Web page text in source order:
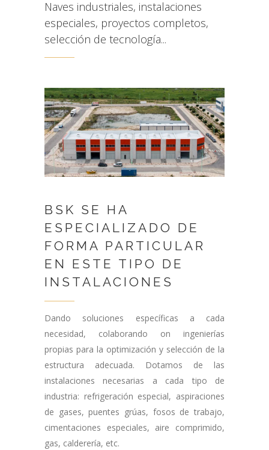
Naves industriales, instalaciones
especiales, proyectos completos,
selección de tecnología...
BSK SE HA
ESPECIALIZADO DE
FORMA PARTICULAR
EN ESTE TIPO DE
INSTALACIONES
Dando soluciones específicas a cada
necesidad, colaborando on ingenierías
propias para la optimización y selección de la
estructura adecuada. Dotamos de las
instalaciones necesarias a cada tipo de
industria: refrigeración especial, aspiraciones
de gases, puentes grúas, fosos de trabajo,
cimentaciones especiales, aire comprimido,
gas, calderería, etc.